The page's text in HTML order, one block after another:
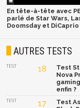
En tête-à-tête avec
parlé de Star Wars,
Doomsday et DiCaprio
AUTRES TESTS
TEST 18
Test
Nova
enfin ?
TEST 17
Test